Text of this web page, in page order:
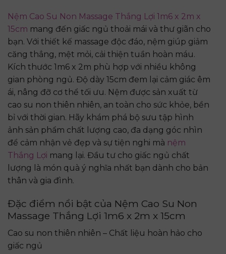
Nệm Cao Su Non Massage Thắng Lợi 1m6 x 2m x
15cm mang đến giấc ngủ thoải mái và thư giãn cho
bạn. Với thiết kế massage độc đáo, nệm giúp giảm
căng thẳng, mệt mỏi, cải thiện tuần hoàn máu.
Kích thước 1m6 x 2m phù hợp với nhiều không
gian phòng ngủ. Độ dày 15cm đem lại cảm giác êm
ái, nâng đỡ cơ thể tối ưu. Nệm được sản xuất từ
cao su non thiên nhiên, an toàn cho sức khỏe, bền
bỉ với thời gian. Hãy khám phá bộ sưu tập hình
ảnh sản phẩm chất lượng cao, đa dạng góc nhìn
để cảm nhận vẻ đẹp và sự tiện nghi mà nệm
Thắng Lợi mang lại. Đầu tư cho giấc ngủ chất
lượng là món quà ý nghĩa nhất bạn dành cho bản
thân và gia đình.
Đặc điểm nổi bật của Nệm Cao Su Non
Massage Thắng Lợi 1m6 x 2m x 15cm
Cao su non thiên nhiên – Chất liệu hoàn hảo cho
giấc ngủ